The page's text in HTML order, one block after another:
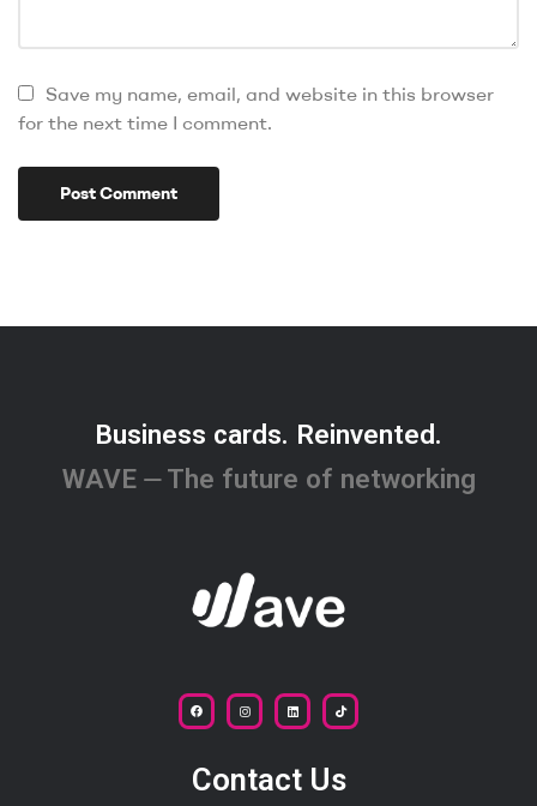
Save my name, email, and website in this browser
for the next time I comment.
Business cards. Reinvented.
WAVE ⏤ The future of networking
Contact Us